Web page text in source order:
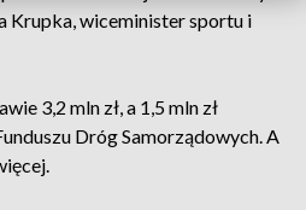
Krupka, wiceminister sportu i
3,2 mln zł, a 1,5 mln zł
Dróg Samorządowych. A